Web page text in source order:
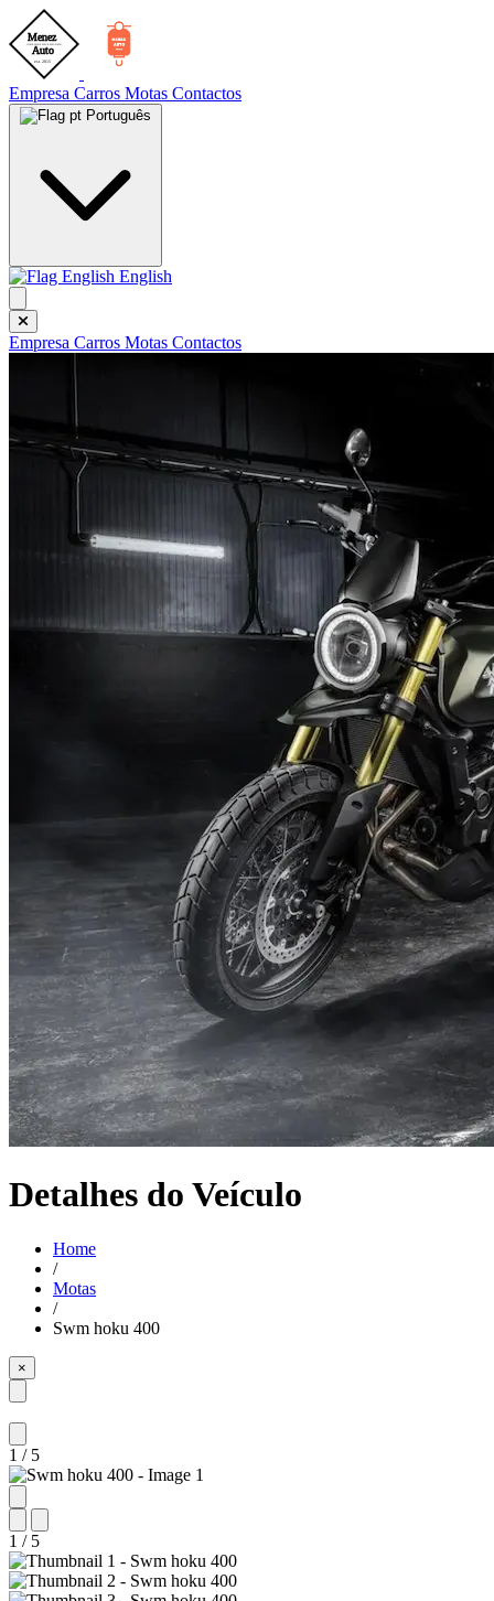
Empresa Carros Motas Contactos
Português
English
Empresa Carros Motas Contactos
Detalhes do Veículo
Home
/
Motas
/
Swm hoku 400
×
1 / 5
1 / 5